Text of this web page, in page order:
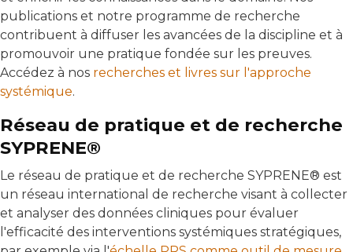
publications et notre programme de recherche
contribuent à diffuser les avancées de la discipline et à
promouvoir une pratique fondée sur les preuves.
Accédez à nos recherches et livres sur l'approche
systémique.
Réseau de pratique et de recherche
SYPRENE®
Le réseau de pratique et de recherche SYPRENE® est
un réseau international de recherche visant à collecter
et analyser des données cliniques pour évaluer
l'efficacité des interventions systémiques stratégiques,